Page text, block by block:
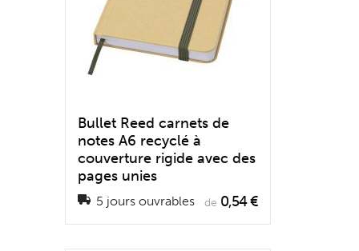
Bullet Reed carnets de
notes A6 recyclé à
couverture rigide avec des
pages unies
5 jours ouvrables de 0,54 €